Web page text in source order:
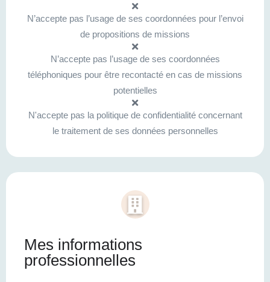
N’accepte pas l’usage de ses coordonnées pour l’envoi
de propositions de missions
N’accepte pas l’usage de ses coordonnées
téléphoniques pour être recontacté en cas de missions
potentielles
N'accepte pas la politique de confidentialité concernant
le traitement de ses données personnelles
Mes informations
professionnelles